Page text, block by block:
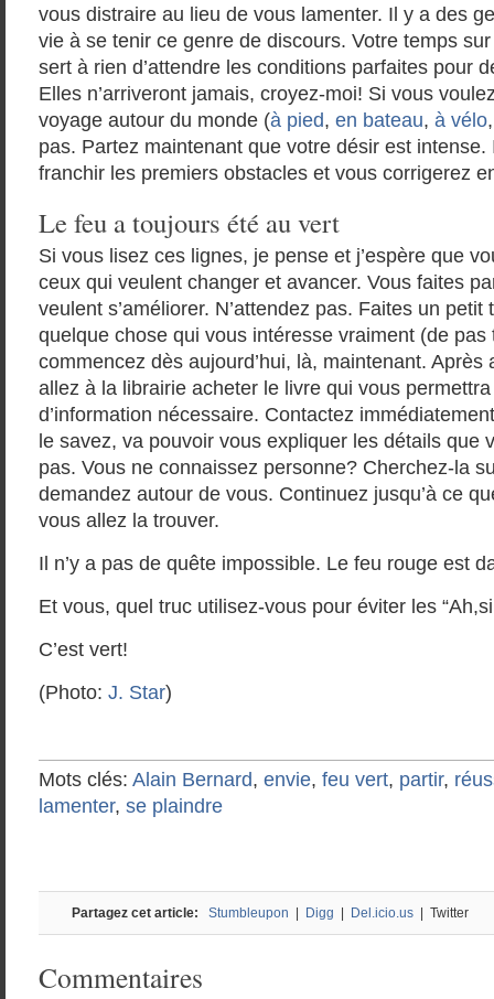
vous distraire au lieu de vous lamenter. Il y a des
vie à se tenir ce genre de discours. Votre temps
sert à rien d’attendre les conditions parfaites pour
Elles n’arriveront jamais, croyez-moi! Si vous
voyage autour du monde (à pied, en bateau, à vélo
pas. Partez maintenant que votre désir est intense.
franchir les premiers obstacles et vous corrigerez
Le feu a toujours été au vert
Si vous lisez ces lignes, je pense et j’espère que
ceux qui veulent changer et avancer. Vous faites
veulent s’améliorer. N’attendez pas. Faites un petit
quelque chose qui vous intéresse vraiment (de pas
commencez dès aujourd’hui, là, maintenant. Après
allez à la librairie acheter le livre qui vous
d’information nécessaire. Contactez
le savez, va pouvoir vous expliquer les détails que
pas. Vous ne connaissez personne? Cherchez-la
demandez autour de vous. Continuez jusqu’à ce
vous allez la trouver.
Il n’y a pas de quête impossible. Le feu rouge est
Et vous, quel truc utilisez-vous pour éviter les
C’est vert!
(Photo: J. Star)
Mots clés: Alain Bernard, envie, feu vert, partir,
lamenter, se plaindre
Partagez cet article: Stumbleupon Digg Del.icio.us | Twitter
Commentaires